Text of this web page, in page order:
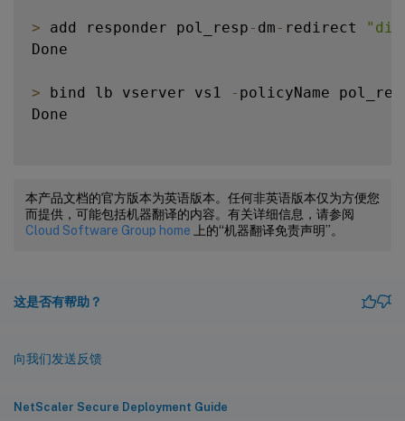
> add responder pol_resp - dm - redirect
Done
> bind lb vserver vs1 - policyName
Done
本产品文档的官方版本为英语版本。任何非英语版本仅为方便您
而提供，可能包括机器翻译的内容。有关详细信息，请参阅
Cloud Software Group home 上的“机器翻译免责声明”。
这是否有帮助？
向我们发送反馈
NetScaler Secure Deployment Guide